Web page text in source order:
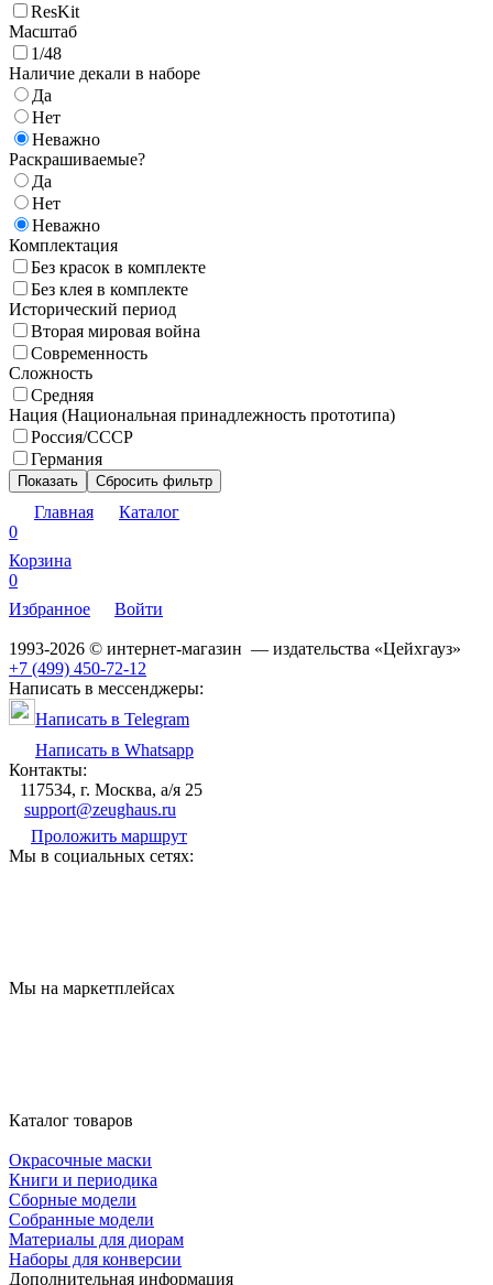
ResKit
Масштаб
1/48
Наличие декали в наборе
Да
Нет
Неважно
Раскрашиваемые?
Да
Нет
Неважно
Комплектация
Без красок в комплекте
Без клея в комплекте
Исторический период
Вторая мировая война
Современность
Сложность
Средняя
Нация (Национальная принадлежность прототипа)
Россия/СССР
Германия
Показать Сбросить фильтр
Главная
Каталог
0
Корзина
0
Избранное
Войти
1993-2026 © интернет-магазин — издательства «Цейхгауз»
+7 (499) 450-72-12
Написать в мессенджеры:
Написать в Telegram
Написать в Whatsapp
Контакты:
117534, г. Москва, а/я 25
support@zeughaus.ru
Проложить маршрут
Мы в социальных сетях:
Мы на маркетплейсах
Каталог товаров
Окрасочные маски
Книги и периодика
Сборные модели
Собранные модели
Материалы для диорам
Наборы для конверсии
Дополнительная информация